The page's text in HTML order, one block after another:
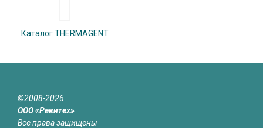
Каталог THERMAGENT
©2008-2026.
ООО «Ревитех»
Все права защищены